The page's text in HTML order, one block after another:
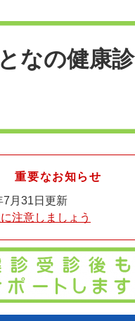
なの健康
重要なお知らせ
7月31日更新
注意しましょう